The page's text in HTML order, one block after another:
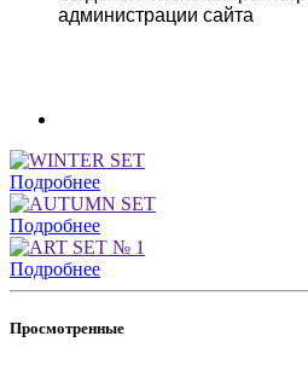
администрации сайта
Подробнее
Подробнее
Подробнее
Просмотренные